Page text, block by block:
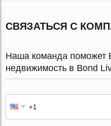
СВЯЗАТЬСЯ С
Наша команда поможет
недвижимость в Bond